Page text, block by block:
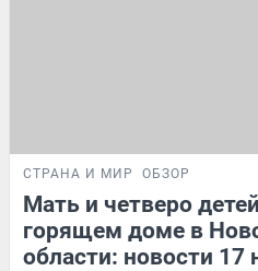
СТРАНА И МИР ОБЗОР
Мать и четверо
горящем доме в
области: новости 17